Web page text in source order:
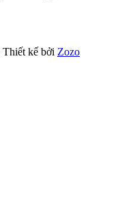
Thiết kế bởi Zozo